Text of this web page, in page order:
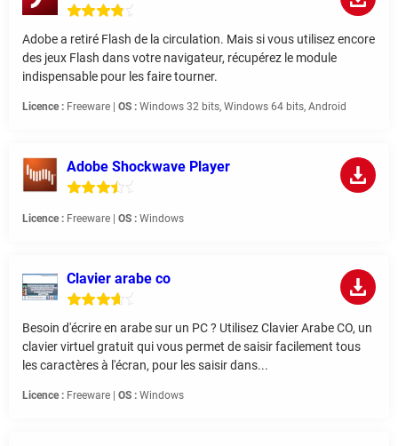
Adobe a retiré Flash de la circulation. Mais si vous utilisez encore
des jeux Flash dans votre navigateur, récupérez le module
indispensable pour les faire tourner.
Licence : Freeware | OS : Windows 32 bits, Windows 64 bits, Android
Adobe Shockwave Player
Licence : Freeware | OS : Windows
Clavier arabe co
Besoin d'écrire en arabe sur un PC ? Utilisez Clavier Arabe CO, un
clavier virtuel gratuit qui vous permet de saisir facilement tous
les caractères à l'écran, pour les saisir dans...
Licence : Freeware | OS : Windows